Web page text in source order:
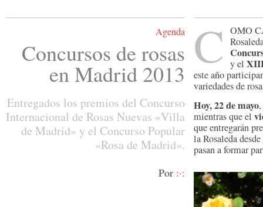
Agenda
Concursos de rosas
en Madrid 2013
Entregados los premios del Concurso
Internacional de Rosas Nuevas «Villa
de Madrid» y el Concurso Popular
«Rosa de Madrid».
Por :·:
C omo
y el
este año
variedades de
Hoy, 22 de mayo
mientras que el
que entregarán
la Rosaleda
pasan a formar